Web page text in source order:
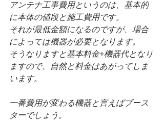
アンテナ工事費用というのは、基本的
に本体の値段と施工費用です。
それが最低金額になるのですが、場合
によっては機器が必要となります。
そうなりますと基本料金+機器代となり
ますので、自然と料金はあがってしま
います。
一番費用が変わる機器と言えばブース
ターでしょう。